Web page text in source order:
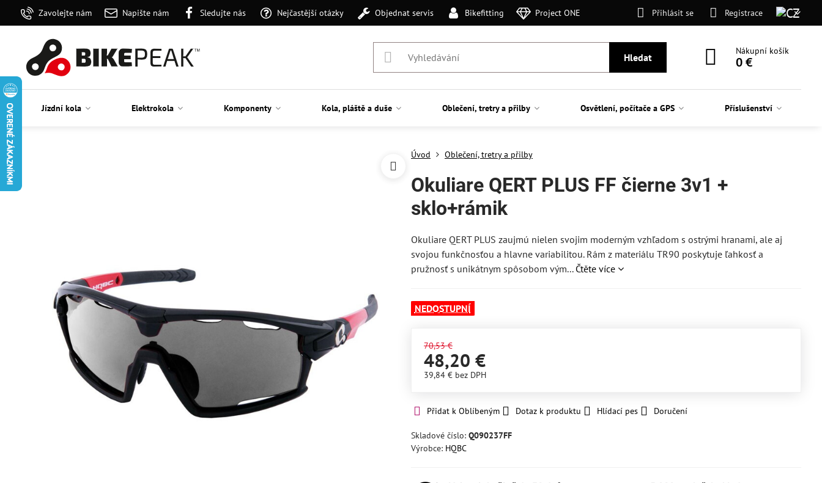
Zavolejte nám Napište nám Sledujte nás Nejčastější otázky Objednat servis Bikefitting Project ONE Přihlásit se Registrace
Hledat
Nákupní košík
0 €
Jízdní kola Elektrokola Komponenty Kola, pláště a duše Oblečení, tretry a přilby Osvětlení, počítače a GPS Příslušenství
Úvod Oblečení, tretry a přilby
Okuliare QERT PLUS FF čierne 3v1 +
sklo+rámik
Okuliare QERT PLUS zaujmú nielen svojim moderným vzhľadom s ostrými hranami, ale aj
svojou funkčnosťou a hlavne variabilitou. Rám z materiálu TR90 poskytuje ľahkosť a
pružnosť s unikátnym spôsobom vým... Čtěte více
NEDOSTUPNÍ
70,53 €
48,20 €
39,84 € bez DPH
Přidat k Oblíbeným Dotaz k produktu Hlídací pes Doručení
Skladové číslo: Q090237FF
Výrobce: HQBC